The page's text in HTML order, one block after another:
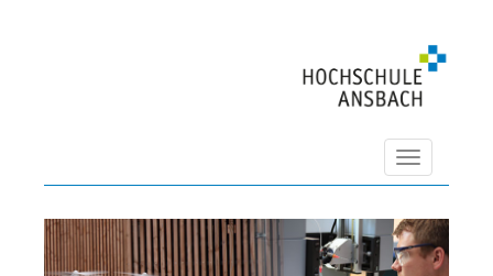
Navigation